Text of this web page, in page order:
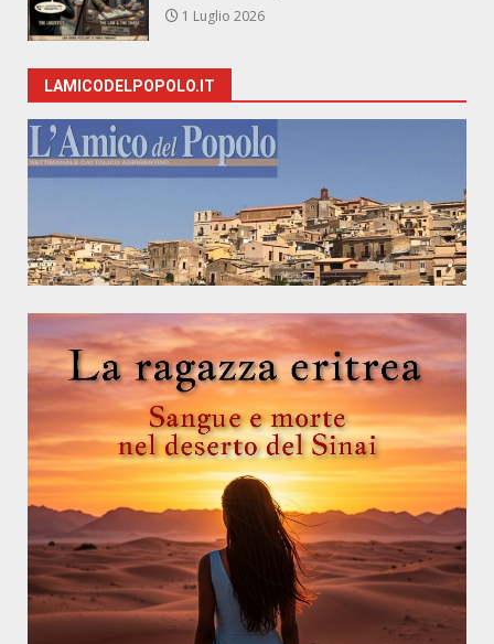
1 Luglio 2026
LAMICODELPOPOLO.IT